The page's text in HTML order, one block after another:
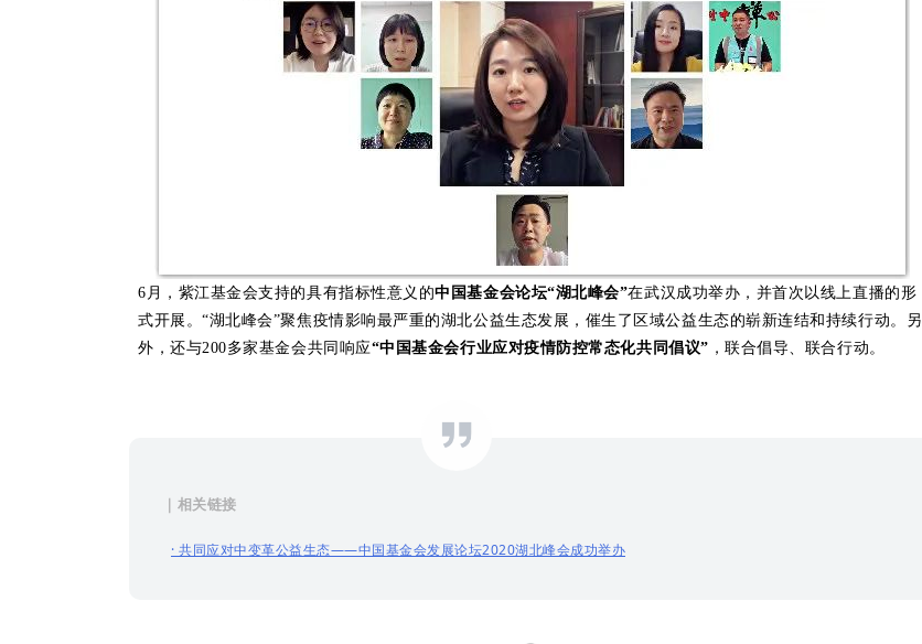
6月，紫江基金会支持的具有指标性意义的中国基金会论坛“湖北峰会”在武汉成功举办，并首次以线上直播的形
式开展。“湖北峰会”聚焦疫情影响最严重的湖北公益生态发展，催生了区域公益生态的崭新连结和持续行动。另
外，还与200多家基金会共同响应“中国基金会行业应对疫情防控常态化共同倡议” ，联合倡导、联合行动。
｜相关链接
· 共同应对中变革公益生态——中国基金会发展论坛2020湖北峰会成功举办